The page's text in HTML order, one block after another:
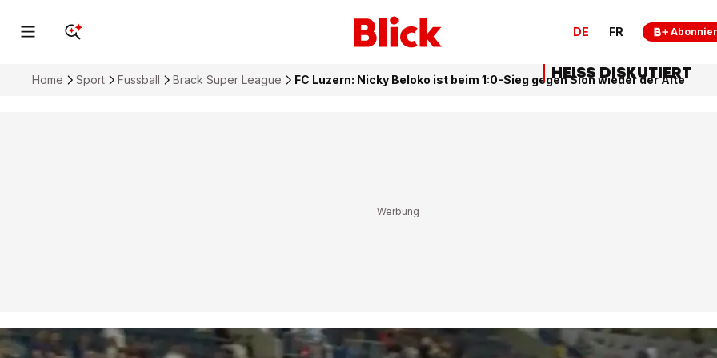
DE FR
Home Sport Fussball Brack Super League FC Luzern: Nicky Beloko ist beim 1:0-Sieg gegen Sion wieder der Alte
HEISS DISKUTIERT